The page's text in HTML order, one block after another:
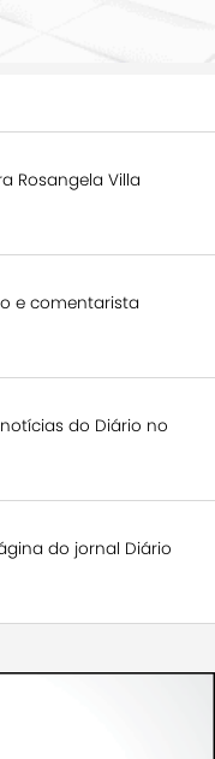
Rosangela Villa
e comentarista
do Diário no
do jornal Diário